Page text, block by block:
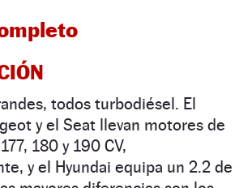
todos turbodiésel. El
y el Seat llevan motores de
180 y 190 CV,
y el Hyundai equipa un 2.2 de